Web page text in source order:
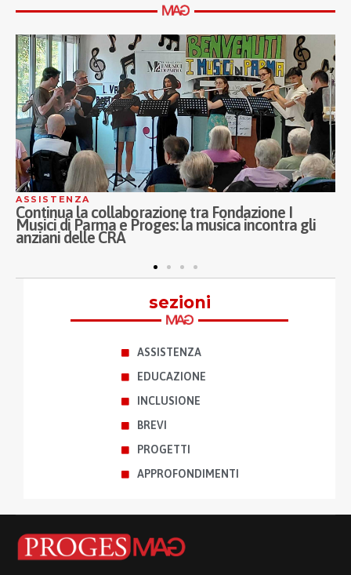
ASSISTENZA
Inaugurati a Milano i nuovi Ospedali di Comunità
Porta Nuova, Melloni e Sassi: Proges al fianco di
ASST Fatebenefratelli Sacco nel welfare di
sezioni
ASSISTENZA
EDUCAZIONE
INCLUSIONE
BREVI
PROGETTI
APPROFONDIMENTI